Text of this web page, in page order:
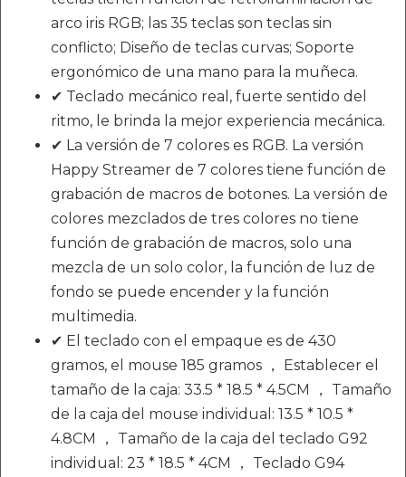
arco iris RGB; las 35 teclas son teclas sin
conflicto; Diseño de teclas curvas; Soporte
ergonómico de una mano para la muñeca.
✔ Teclado mecánico real, fuerte sentido del
ritmo, le brinda la mejor experiencia mecánica.
✔ La versión de 7 colores es RGB. La versión
Happy Streamer de 7 colores tiene función de
grabación de macros de botones. La versión de
colores mezclados de tres colores no tiene
función de grabación de macros, solo una
mezcla de un solo color, la función de luz de
fondo se puede encender y la función
multimedia.
✔ El teclado con el empaque es de 430
gramos, el mouse 185 gramos ， Establecer el
tamaño de la caja: 33.5 * 18.5 * 4.5CM ， Tamaño
de la caja del mouse individual: 13.5 * 10.5 *
4.8CM ， Tamaño de la caja del teclado G92
individual: 23 * 18.5 * 4CM ， Teclado G94